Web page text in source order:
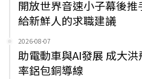
開放世界音速小子幕後推
給新鮮人的求職建議
2026-08-07
助電動車與AI發展 成大
率鋁包銅導線